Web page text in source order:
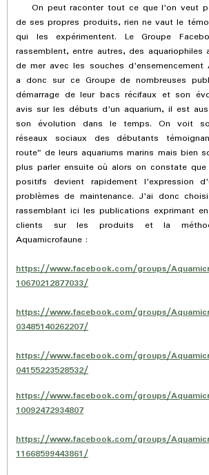
On peut raconter tout ce que l'on veut
de ses propres produits, rien ne vaut le
qui les expérimentent. Le Groupe
rassemblent, entre autres, des aquariophiles
de mer avec les souches d'ensemencement
a donc sur ce Groupe de nombreuses
démarrage de leur bacs récifaux et son
avis sur les débuts d'un aquarium, il est
son évolution dans le temps. On voit
réseaux sociaux des débutants
route" de leurs aquariums marins mais bien
plus parler ensuite où alors on constate
positifs devient rapidement l'expression
problèmes de maintenance. J'ai donc
rassemblant ici les publications exprimant
clients sur les produits et la
Aquamicrofaune :
https://www.facebook.com/groups/
10670212877033/
https://www.facebook.com/groups/
03485140262207/
https://www.facebook.com/groups/
04155223528532/
https://www.facebook.com/groups/
10092472934807
https://www.facebook.com/groups/
11668599443861/